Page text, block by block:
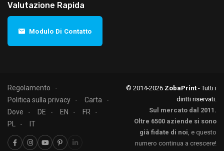
Valutazione Rapida
Modulo Di Contatto
Regolamento
Politica sulla privacy
Carta
Dove
DE EN
FR
PL
IT
© 2014-2026 ZobaPrint - Tutti i
diritti riservati.
Sul mercato dal 2011.
Oltre 6500 aziende si sono
già fidate di noi, e questo
numero continua a crescere!